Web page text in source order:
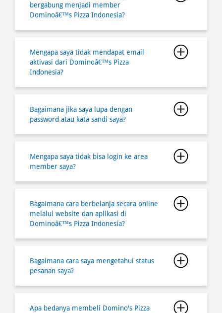
bergabung menjadi member
Dominoâ€™s Pizza Indonesia?
Mengapa saya tidak mendapat email
aktivasi dari Dominoâ€™s Pizza
Indonesia?
Bagaimana jika saya lupa dengan
password atau kata sandi saya?
Mengapa saya tidak bisa login ke area
member saya?
Bagaimana cara berbelanja secara online
melalui website dan aplikasi di
Dominoâ€™s Pizza Indonesia?
Bagaimana cara saya mengetahui status
pesanan saya?
Apa bedanya membeli Domino's Pizza